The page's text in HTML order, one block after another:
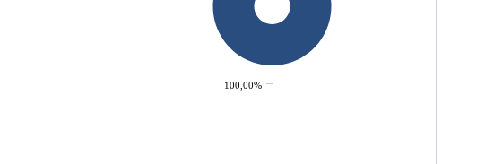
100,00%